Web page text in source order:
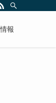
おります。
報